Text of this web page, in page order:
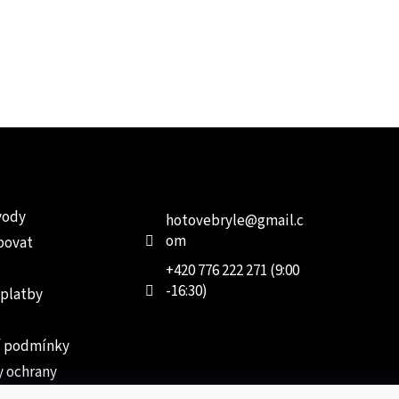
podmínky
ochrany
hotovebryle@gmail.c
om
+420 776 222 271 (9:00
-16:30)